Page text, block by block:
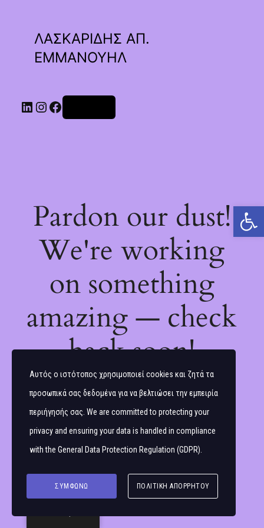
Ανοίξτε τη γραμμή εργαλείων
ΛΑΣΚΑΡΙΔΗΣ ΑΠ.
ΕΜΜΑΝΟΥΗΛ
Linkedin
Instagram
Facebook
Pardon our dust!
We're working
on something
amazing — check
back soon!
Αυτός ο ιστότοπος χρησιμοποιεί cookies και ζητά τα
προσωπικά σας δεδομένα για να βελτιώσει την εμπειρία
περιήγησής σας. We are committed to protecting your
privacy and ensuring your data is handled in compliance
with the General Data Protection Regulation (GDPR)
ΣΥΜΦΩΝΏ ΠΟΛΙΤΙΚΉ ΑΠΟΡΡΉΤΟΥ